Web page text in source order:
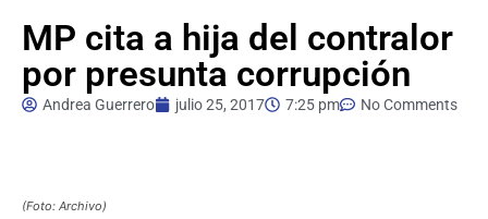
MP cita a hija del contralor
por presunta corrupción
Andrea Guerrero julio 25, 2017 7:25 pm No Comments
(Foto: Archivo)